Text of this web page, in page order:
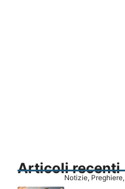
Articoli recenti
Notizie, Preghiere,